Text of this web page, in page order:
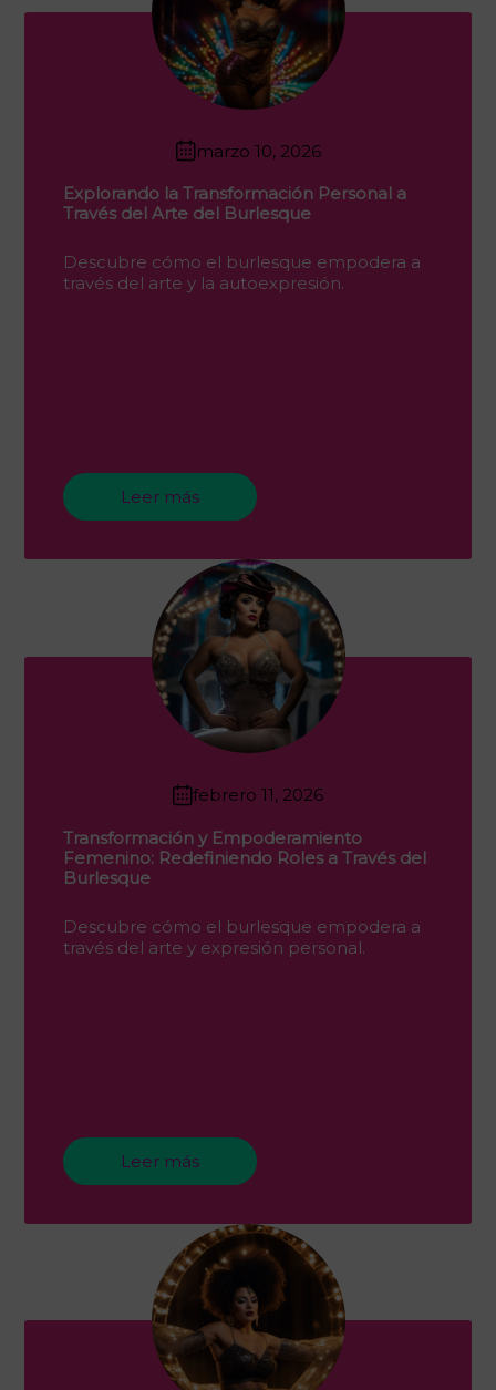
marzo 10, 2026
Explorando la Transformación Personal a
Través del Arte del Burlesque
Descubre cómo el burlesque empodera a
través del arte y la autoexpresión.
Leer más
febrero 11, 2026
Transformación y Empoderamiento
Femenino: Redefiniendo Roles a Través del
Burlesque
Descubre cómo el burlesque empodera a
través del arte y expresión personal.
Leer más